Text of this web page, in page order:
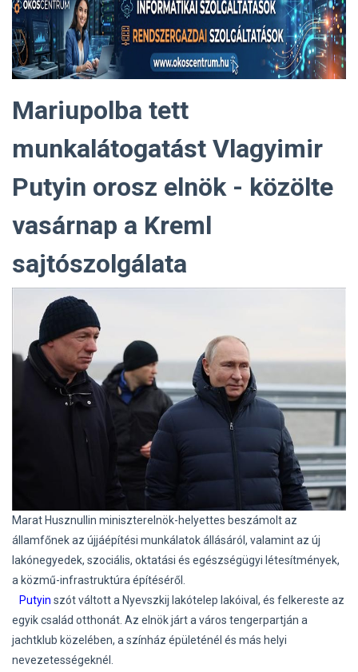
Mariupolba tett
munkalátogatást Vlagyimir
Putyin orosz elnök - közölte
vasárnap a Kreml
sajtószolgálata
Marat Husznullin miniszterelnök-helyettes beszámolt az
államfőnek az újjáépítési munkálatok állásáról, valamint az új
lakónegyedek, szociális, oktatási és egészségügyi létesítmények,
a közmű-infrastruktúra építéséről.
Putyin szót váltott a Nyevszkij lakótelep lakóival, és felkereste az
egyik család otthonát. Az elnök járt a város tengerpartján a
jachtklub közelében, a színház épületénél és más helyi
nevezetességeknél.